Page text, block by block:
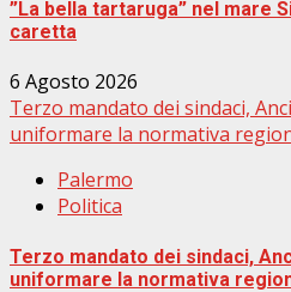
”La bella tartaruga” nel mare
caretta
6 Agosto 2026
Terzo mandato dei sindaci,
uniformare la normativa
Palermo
Politica
Terzo mandato dei sindaci,
uniformare la normativa